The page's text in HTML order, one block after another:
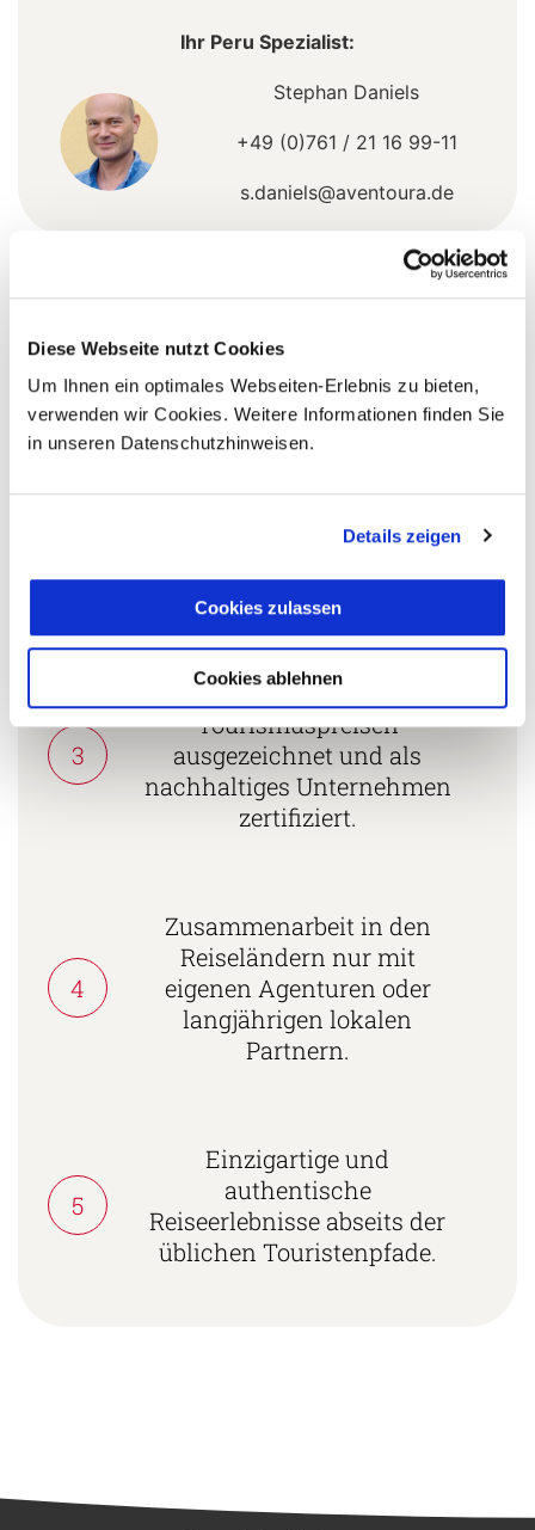
Diese Webseite nutzt Cookies
Um Ihnen ein optimales Webseiten-Erlebnis zu bieten,
verwenden wir Cookies. Weitere Informationen finden Sie
in unseren Datenschutzhinweisen.
Details zeigen
Cookies zulassen
Cookies ablehnen
Ihr Peru Spezialist:
Stephan Daniels
+49 (0)761 / 21 16 99-11
s.daniels@aventoura.de
5 Gründe warum Sie mit Ihrer Buchung bei uns
1
Fernreisespezialist mit über
25 Jahren Erfahrung!
Persönliche Beratung durch
vielgereiste
Länderspezialisten.
3
Mehrfach mit
Tourismuspreisen
ausgezeichnet und als
nachhaltiges Unternehmen
zertifiziert.
4
Zusammenarbeit in den
Reiseländern nur mit
eigenen Agenturen oder
langjährigen lokalen
Partnern.
5
Einzigartige und
authentische
Reiseerlebnisse abseits der
üblichen Touristenpfade.